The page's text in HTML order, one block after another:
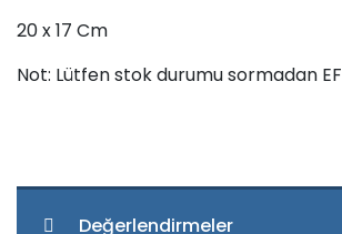
20 x 17 Cm
Not: Lütfen stok durumu sormadan
Değerlendirmeler